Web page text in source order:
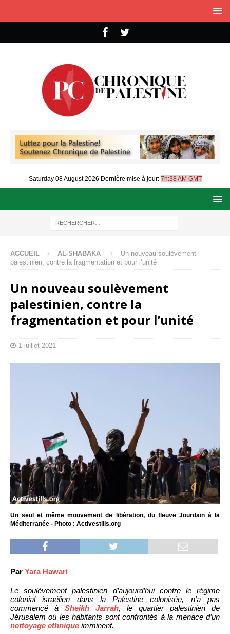
Saturday 08 August 2026 Dernière mise à jour: 7h:38 AM GMT
ACCUEIL AL-SHABAKA
Un nouveau soulèvement
palestinien, contre la fragmentation et pour l’unité
Un nouveau soulèvement
palestinien, contre la
fragmentation et pour l’unité
1 juillet 2021
Un seul et même mouvement de libération, du fleuve Jourdain à la
Méditerranée - Photo : Activestills.org
Par Yara Hawari
Le soulèvement palestinien d’aujourd’hui contre le régime
colonial israélien dans la Palestine colonisée, n’a pas
commencé à Sheikh Jarrah, le quartier palestinien de
Jérusalem où les habitants sont confrontés à la menace d’un
nettoyage ethnique imminent.